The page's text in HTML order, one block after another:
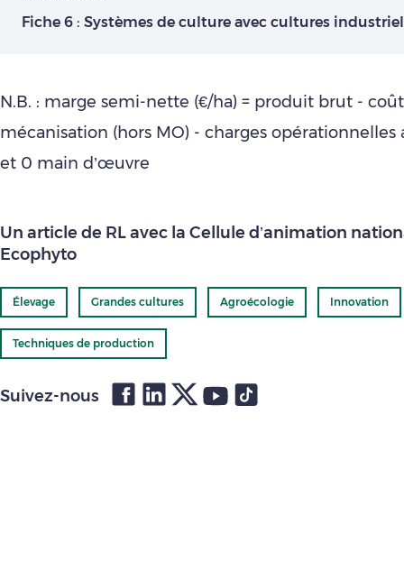
Fiche 6 : Systèmes de culture avec cultures
N.B. : marge semi-nette (€/ha) = produit brut -
mécanisation (hors MO) - charges opérationnelles
et 0 main d’œuvre
Un article de RL avec la Cellule d’animation
Ecophyto
Élevage Grandes cultures Agroécologie Innovation
Techniques de production
Suivez-nous